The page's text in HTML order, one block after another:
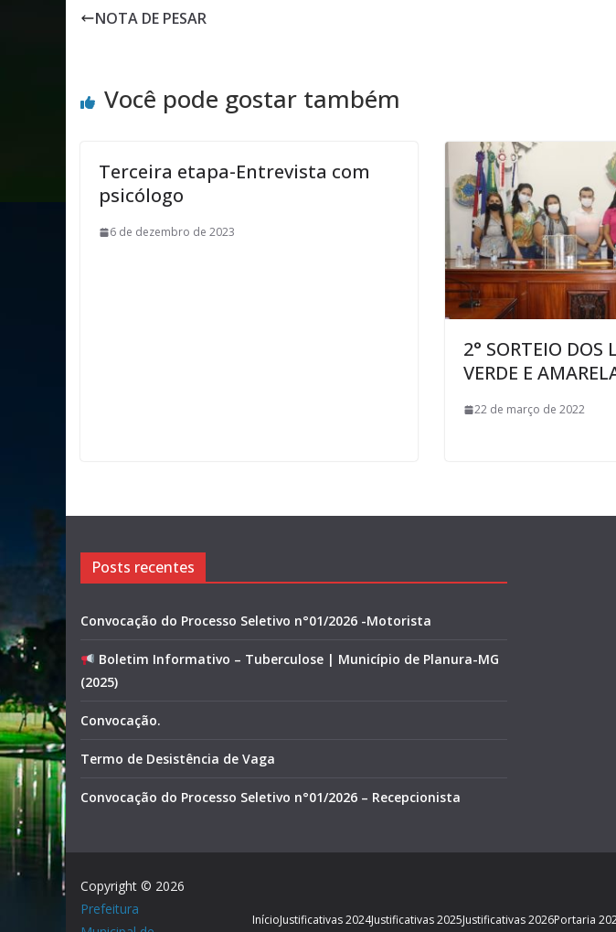
NOTA DE PESAR
Você pode gostar também
Terceira etapa-Entrevista com
psicólogo
6 de dezembro de 2023
2° SORTEIO DOS
VERDE E
22 de março de 2022
Posts recentes
Convocação do Processo Seletivo n°01/2026 -Motorista
Boletim Informativo – Tuberculose | Município de Planura-MG
(2025)
Convocação.
Termo de Desistência de Vaga
Convocação do Processo Seletivo n°01/2026 – Recepcionista
InícioJustificativas 2024Justificativas 2025Justificativas 2026Portaria
Copyright © 2026
Prefeitura